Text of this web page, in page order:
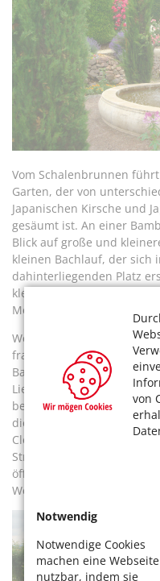
von
Notwendig
Notwendige Cookies
machen eine Webseite
nutzbar, indem sie
Vom Schalenbrunnen
Garten, der von
Japanischen Kirsche und
gesäumt ist. An einer
Blick auf große und
kleinen Bachlauf, der sich
dahinterliegenden Platz
kleine Landschaft als
Mensch und Natur. Dies
Wen es zurück ins üppige
französischen
Bauernblumen wie
Lieschen und Ziertabak
betrachten. Oder die
die sich an der Zierlaube
Clematis. In diesem
Sträucher, Gräser und
öffnen sich immer wieder
Westerwaldes oder in den